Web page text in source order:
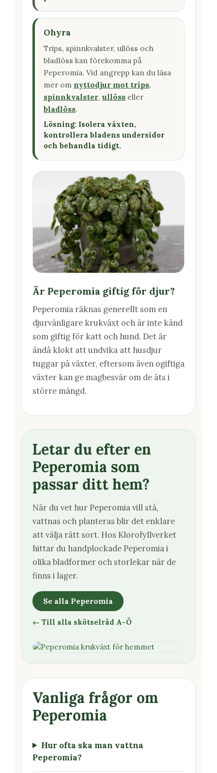
Ohyra
Trips, spinnkvalster, ullöss och
bladlöss kan förekomma på
Peperomia. Vid angrepp kan du läsa
mer om nyttodjur mot trips,
spinnkvalster, ullöss eller
bladlöss.
Lösning: Isolera växten,
kontrollera bladens undersidor
och behandla tidigt.
Är Peperomia giftig för djur?
Peperomia räknas generellt som en
djurvänligare krukväxt och är inte känd
som giftig för katt och hund. Det är
ändå klokt att undvika att husdjur
tuggar på växter, eftersom även ogiftiga
växter kan ge magbesvär om de äts i
större mängd.
Letar du efter en
Peperomia som
passar ditt hem?
När du vet hur Peperomia vill stå,
vattnas och planteras blir det enklare
att välja rätt sort. Hos Klorofyllverket
hittar du handplockade Peperomia i
olika bladformer och storlekar när de
finns i lager.
Se alla Peperomia
← Till alla skötselråd A–Ö
Vanliga frågor om
Peperomia
Hur ofta ska man vattna
Peperomia?